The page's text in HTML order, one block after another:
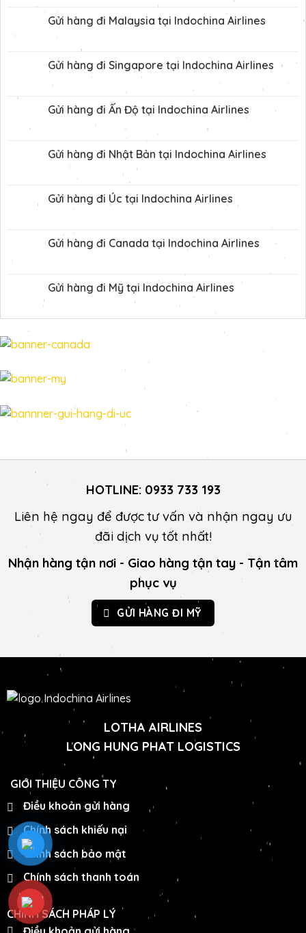
Gửi hàng đi Malaysia tại Indochina Airlines
Gửi hàng đi Singapore tại Indochina Airlines
Gửi hàng đi Ấn Độ tại Indochina Airlines
Gửi hàng đi Nhật Bản tại Indochina Airlines
Gửi hàng đi Úc tại Indochina Airlines
Gửi hàng đi Canada tại Indochina Airlines
Gửi hàng đi Mỹ tại Indochina Airlines
HOTLINE: 0933 733 193
Liên hệ ngay để được tư vấn và nhận ngay ưu
đãi dịch vụ tốt nhất!
Nhận hàng tận nơi - Giao hàng tận tay - Tận tâm
phục vụ
GỬI HÀNG ĐI MỸ
LOTHA AIRLINES
LONG HUNG PHAT LOGISTICS
GIỚI THIỆU CÔNG TY
Điều khoản gửi hàng
Chính sách khiếu nại
Chính sách bảo mật
Chính sách thanh toán
CHÍNH SÁCH PHÁP LÝ